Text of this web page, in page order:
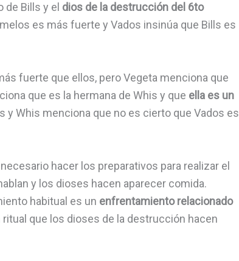
Bills y el dios de la destrucción del 6to
es más fuerte y Vados insinúa que Bills es
fuerte que ellos, pero Vegeta menciona que
que es la hermana de Whis y que ella es un
y Whis menciona que no es cierto que Vados es
hacer los preparativos para realizar el
y los dioses hacen aparecer comida.
habitual es un enfrentamiento relacionado
que los dioses de la destrucción hacen